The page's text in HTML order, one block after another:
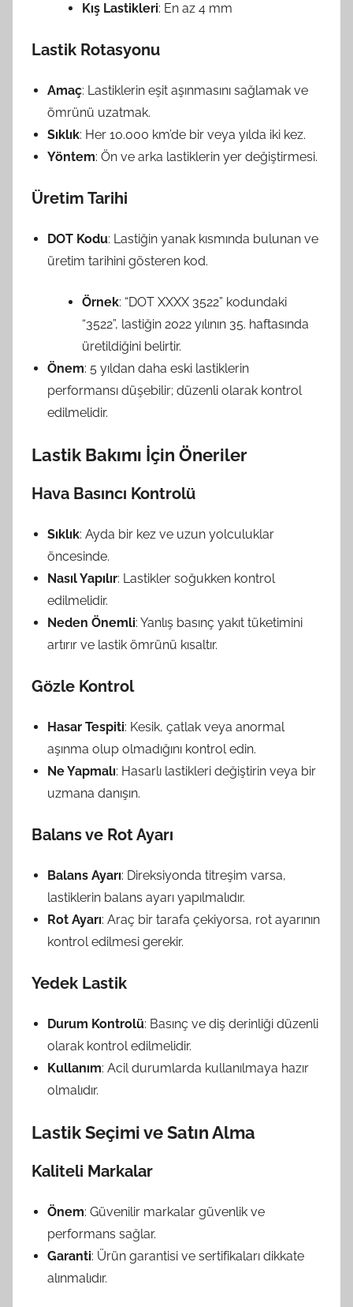
Kış Lastikleri: En az 4 mm
Lastik Rotasyonu
Amaç: Lastiklerin eşit aşınmasını sağlamak ve
ömrünü uzatmak.
Sıklık: Her 10.000 km’de bir veya yılda iki kez.
Yöntem: Ön ve arka lastiklerin yer değiştirmesi.
Üretim Tarihi
DOT Kodu: Lastiğin yanak kısmında bulunan ve
üretim tarihini gösteren kod.
Örnek: “DOT XXXX 3522” kodundaki
“3522”, lastiğin 2022 yılının 35. haftasında
üretildiğini belirtir.
Önem: 5 yıldan daha eski lastiklerin
performansı düşebilir; düzenli olarak kontrol
edilmelidir.
Lastik Bakımı İçin Öneriler
Hava Basıncı Kontrolü
Sıklık: Ayda bir kez ve uzun yolculuklar
öncesinde.
Nasıl Yapılır: Lastikler soğukken kontrol
edilmelidir.
Neden Önemli: Yanlış basınç yakıt tüketimini
artırır ve lastik ömrünü kısaltır.
Gözle Kontrol
Hasar Tespiti: Kesik, çatlak veya anormal
aşınma olup olmadığını kontrol edin.
Ne Yapmalı: Hasarlı lastikleri değiştirin veya bir
uzmana danışın.
Balans ve Rot Ayarı
Balans Ayarı: Direksiyonda titreşim varsa,
lastiklerin balans ayarı yapılmalıdır.
Rot Ayarı: Araç bir tarafa çekiyorsa, rot ayarının
kontrol edilmesi gerekir.
Yedek Lastik
Durum Kontrolü: Basınç ve diş derinliği düzenli
olarak kontrol edilmelidir.
Kullanım: Acil durumlarda kullanılmaya hazır
olmalıdır.
Lastik Seçimi ve Satın Alma
Kaliteli Markalar
Önem: Güvenilir markalar güvenlik ve
performans sağlar.
Garanti: Ürün garantisi ve sertifikaları dikkate
alınmalıdır.